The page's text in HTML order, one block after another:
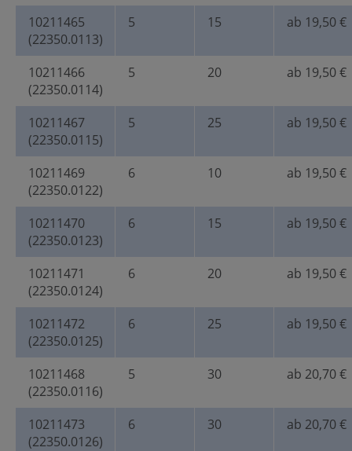
10211465
(22350.0113)
5 15 ab 19,50 €
10211466
(22350.0114)
5 20 ab 19,50 €
10211467
(22350.0115)
5 25 ab 19,50 €
10211469
(22350.0122)
6 10 ab 19,50 €
10211470
(22350.0123)
6 15 ab 19,50 €
10211471
(22350.0124)
6 20 ab 19,50 €
10211472
(22350.0125)
6 25 ab 19,50 €
10211468
(22350.0116)
5 30 ab 20,70 €
10211473
(22350.0126)
6 30 ab 20,70 €